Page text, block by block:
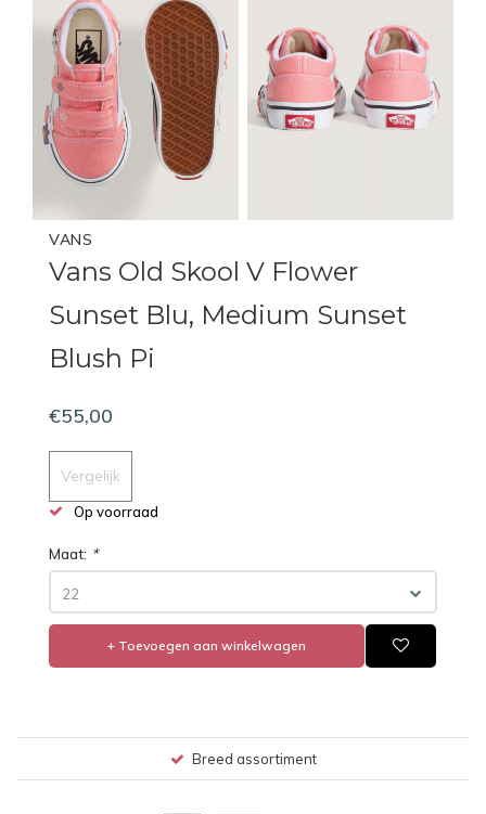
VANS
Vans Old Skool V Flower
Sunset Blu, Medium Sunset
Blush Pi
€55,00
Vergelijk
Op voorraad
Maat: *
22
+ Toevoegen aan winkelwagen
Breed assortiment